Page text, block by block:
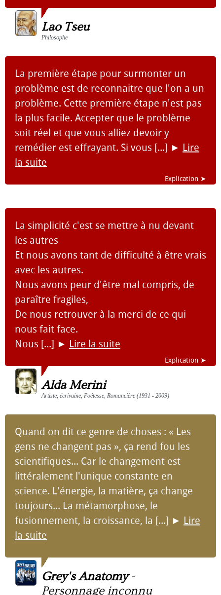
Lao Tseu
Philosophe
La première étape pour surmonter un
problème est de reconnaitre que l'on a un
problème. Cette première étape n'est pas
la plus facile. Accepter que le problème
soit réel et que vous alliez devoir y
remédier est effrayant. Si vous [...] ► Lire
la suite
Explication ➤
La simplicité c'est se mettre à nu devant
les autres
Et nous avons tant de difficulté à être vrais
avec les autres.
Nous avons peur d'être mal compris, de
paraître fragiles,
De nous retrouver à la merci de ce qui
nous fait face.
Nous [...] ► Lire la suite
Explication ➤
Alda Merini
Artiste, écrivaine, Poétesse, Romancière (1931 - 2009)
Quand on dit ce genre de choses : « Les
gens ne changent pas », ça rend fou les
scientifiques... Car le changement est
littéralement l'unique constante en
science. L'énergie, la matière, ça change
toujours... La métamorphose, le
fusionnement, la croissance, la [...] ► Lire
la suite
Grey's Anatomy-
Personnage inconnu